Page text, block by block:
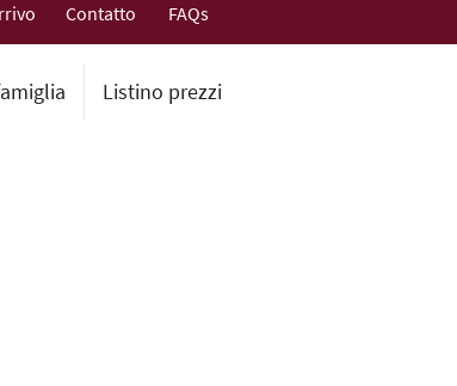
Listino prezzi
Contatto FAQs